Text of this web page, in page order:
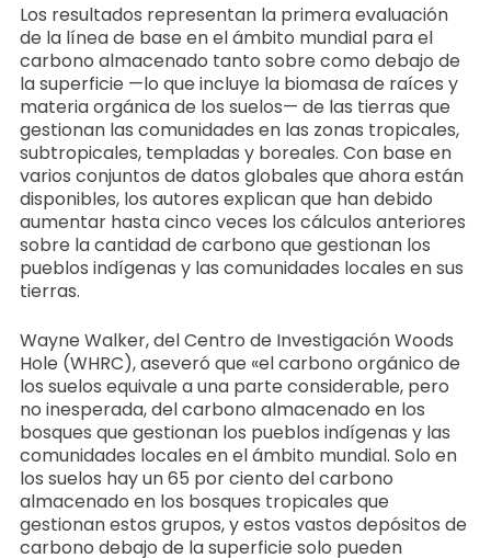
Los resultados representan la primera evaluación
de la línea de base en el ámbito mundial para el
carbono almacenado tanto sobre como debajo de
la superficie —lo que incluye la biomasa de raíces y
materia orgánica de los suelos— de las tierras que
gestionan las comunidades en las zonas tropicales,
subtropicales, templadas y boreales. Con base en
varios conjuntos de datos globales que ahora están
disponibles, los autores explican que han debido
aumentar hasta cinco veces los cálculos anteriores
sobre la cantidad de carbono que gestionan los
pueblos indígenas y las comunidades locales en sus
tierras.
Wayne Walker, del Centro de Investigación Woods
Hole (WHRC), aseveró que «el carbono orgánico de
los suelos equivale a una parte considerable, pero
no inesperada, del carbono almacenado en los
bosques que gestionan los pueblos indígenas y las
comunidades locales en el ámbito mundial. Solo en
los suelos hay un 65 por ciento del carbono
almacenado en los bosques tropicales que
gestionan estos grupos, y estos vastos depósitos de
carbono debajo de la superficie solo pueden